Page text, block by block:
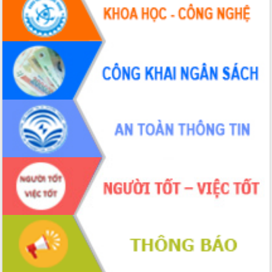
Hội thảo khoa học “Giải pháp thúc đẩy
phát triển nền kinh tế xanh tại tỉnh
Đắk Lắk”
Tăng cường giám sát, đôn đốc thực
hiện nhiệm vụ quản lý tài sản công
hàng tuần
Tháo gỡ những vướng mắc, đẩy mạnh
công tác cải cách thủ tục hành chính
tại Trung tâm Phục vụ hành chính
công tỉnh
Đắk Lắk: Tôn vinh 46 giải pháp tại Hội
thi Sáng tạo Kỹ thuật 2024 - 2025
Đắk Lắk rà soát, điều chỉnh Đề án 190
về phát triển nuôi trồng thủy sản
Phó Chủ tịch UBND tỉnh Đắk Lắk
Trương Công Thái kiểm tra thực địa
Dự án cao tốc Khánh Hòa - Buôn Ma
Thuột
Định vị cà phê Việt Nam như một “di
sản sống” trong dòng chảy toàn cầu